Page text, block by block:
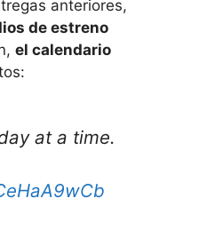
anteriores,
de estreno
el calendario
at a time.